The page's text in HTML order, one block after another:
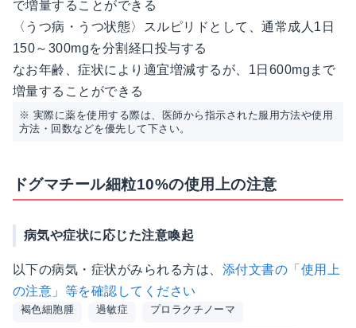
で増量することができる
〈うつ病・うつ状態〉スルピリドとして、通常成人1日
150～300mgを分割経口投与する
なお年齢、症状により適宜増減するが、1日600mgまで
増量することができる
※ 実際に薬を使用する際は、医師から指示された服用方法や使用
方法・回数などを優先して下さい。
ドグマチール細粒10%の使用上の注意
病気や症状に応じた注意喚起
以下の病気・症状がみられる方は、 添付文書の「使用上
の注意」等を確認してください
褐色細胞腫 過敏症 プロラクチノーマ